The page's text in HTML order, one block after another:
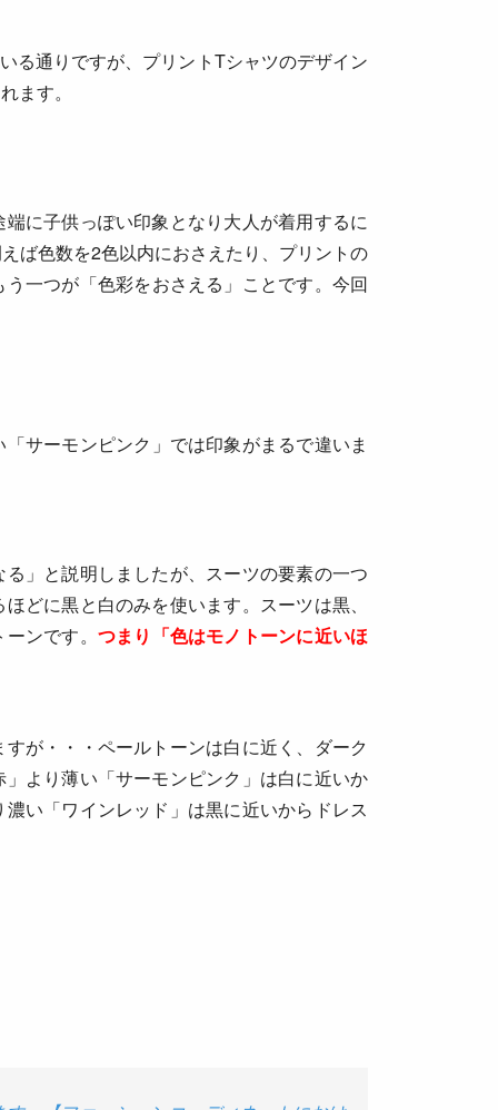
る通りですが、プリントTシャツのデザイン
ます。
に子供っぽい印象となり大人が着用するに
ば色数を2色以内におさえたり、プリントの
う一つが「色彩をおさえる」ことです。今回
「サーモンピンク」 では印象がまるで違いま
」と説明しましたが、スーツの要素の一つ
どに黒と白のみを使います。スーツは黒、
ンです。 つまり「色はモノトーンに近いほ
が・・・ペールトーンは白に近く、ダーク
より薄い「サーモンピンク」は白に近いか
い「ワインレッド」は黒に近いからドレス